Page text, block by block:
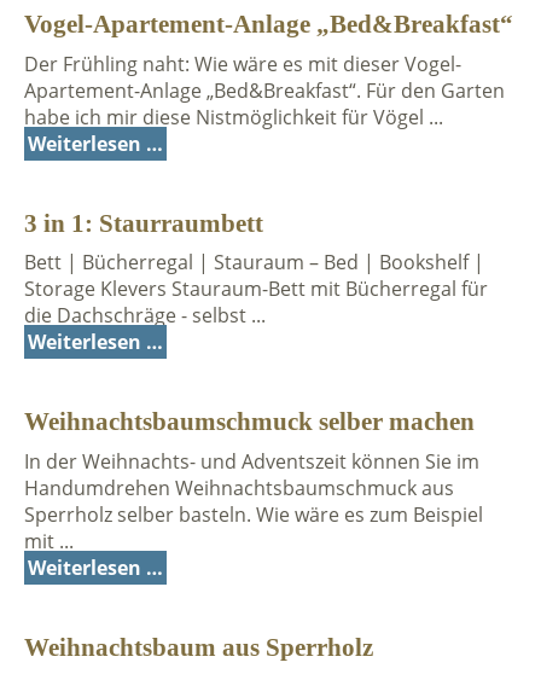
Vogel-Apartement-Anlage „Bed&Breakfast“
Der Frühling naht: Wie wäre es mit dieser Vogel-
Apartement-Anlage „Bed&Breakfast“. Für den Garten
habe ich mir diese Nistmöglichkeit für Vögel ...
Weiterlesen …
3 in 1: Staurraumbett
Bett | Bücherregal | Stauraum – Bed | Bookshelf |
Storage Klevers Stauraum-Bett mit Bücherregal für
die Dachschräge - selbst ...
Weiterlesen …
Weihnachtsbaumschmuck selber machen
In der Weihnachts- und Adventszeit können Sie im
Handumdrehen Weihnachtsbaumschmuck aus
Sperrholz selber basteln. Wie wäre es zum Beispiel
mit ...
Weiterlesen …
Weihnachtsbaum aus Sperrholz